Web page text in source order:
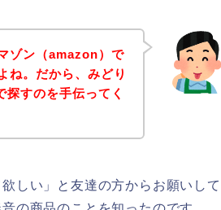
ゾン（amazon）で
ね。だから、みどり
すのを手伝ってく
しい」と友達の方からお願いして